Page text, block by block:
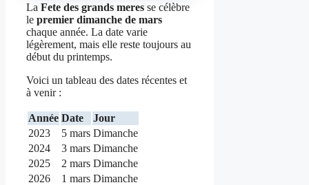
La Fete des grands meres se célèbre
le premier dimanche de mars
chaque année. La date varie
légèrement, mais elle reste toujours au
début du printemps.
Voici un tableau des dates récentes et
à venir :
Année Date
Jour
2023
5 mars Dimanche
2024
3 mars Dimanche
2025
2 mars Dimanche
2026
1 mars Dimanche